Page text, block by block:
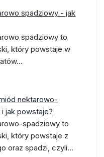
spadziowy - jak
spadziowy to
który powstaje w
nektarowo-
jak powstaje?
spadziowy to
który powstaje z
oraz spadzi, czyli…